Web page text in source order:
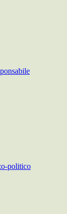
politico